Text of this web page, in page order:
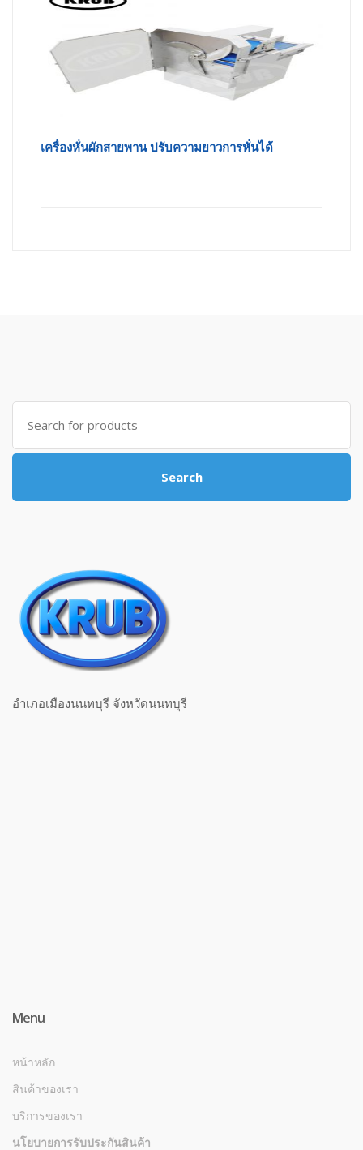
เครื่องหั่นผักสายพาน ปรับความยาวการหั่นได้
Search for:
Search
อำเภอเมืองนนทบุรี จังหวัดนนทบุรี
Menu
หน้าหลัก
สินค้าของเรา
บริการของเรา
นโยบายการรับประกันสินค้า